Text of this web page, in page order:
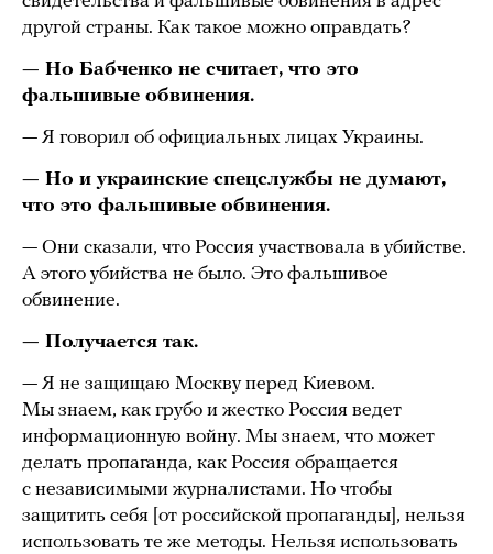
другой страны. Как такое можно оправдать?
— Но Бабченко не считает, что это
фальшивые обвинения.
— Я говорил об официальных лицах Украины.
— Но и украинские спецслужбы не думают,
что это фальшивые обвинения.
— Они сказали, что Россия участвовала в убийстве.
А этого убийства не было. Это фальшивое
обвинение.
— Получается так.
— Я не защищаю Москву перед Киевом.
Мы знаем, как грубо и жестко Россия ведет
информационную войну. Мы знаем, что может
делать пропаганда, как Россия обращается
с независимыми журналистами. Но чтобы
защитить себя [от российской пропаганды], нельзя
использовать те же методы. Нельзя использовать